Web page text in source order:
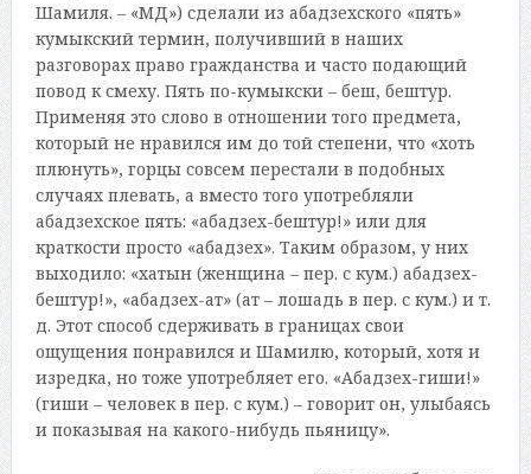
Шамиля. – «МД») сделали из абадзехского «пять»
кумыкский термин, получивший в наших
разговорах право гражданства и часто подающий
повод к смеху. Пять по-кумыкски – беш, бештур.
Применяя это слово в отношении того предмета,
который не нравился им до той степени, что «хоть
плюнуть», горцы совсем перестали в подобных
случаях плевать, а вместо того употребляли
абадзехское пять: «абадзех-бештур!» или для
краткости просто «абадзех». Таким образом, у них
выходило: «хатын (женщина – пер. с кум.) абадзех-
бештур!», «абадзех-ат» (ат – лошадь в пер. с кум.) и т.
д. Этот способ сдерживать в границах свои
ощущения понравился и Шамилю, который, хотя и
изредка, но тоже употребляет его. «Абадзех-гиши!»
(гиши – человек в пер. с кум.) – говорит он, улыбаясь
и показывая на какого-нибудь пьяницу».